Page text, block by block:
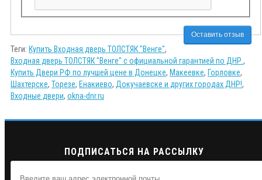
Оставить отзыв
Теги: Купить Входная дверь ТОЛСТЯК "Венге",
Входная дверь ТОЛСТЯК "Венге" с официальной гарантией по ДНР. ,
Купить Двери РФ по лучшей цене в Донецке, Макеевке, Горловке,
Шахтерске, Торезе, Енакиево, Докучаевске и других городах ДНР!,
Входные двери, okna-dnr.ru
ПОДПИСАТЬСЯ НА РАССЫЛКУ